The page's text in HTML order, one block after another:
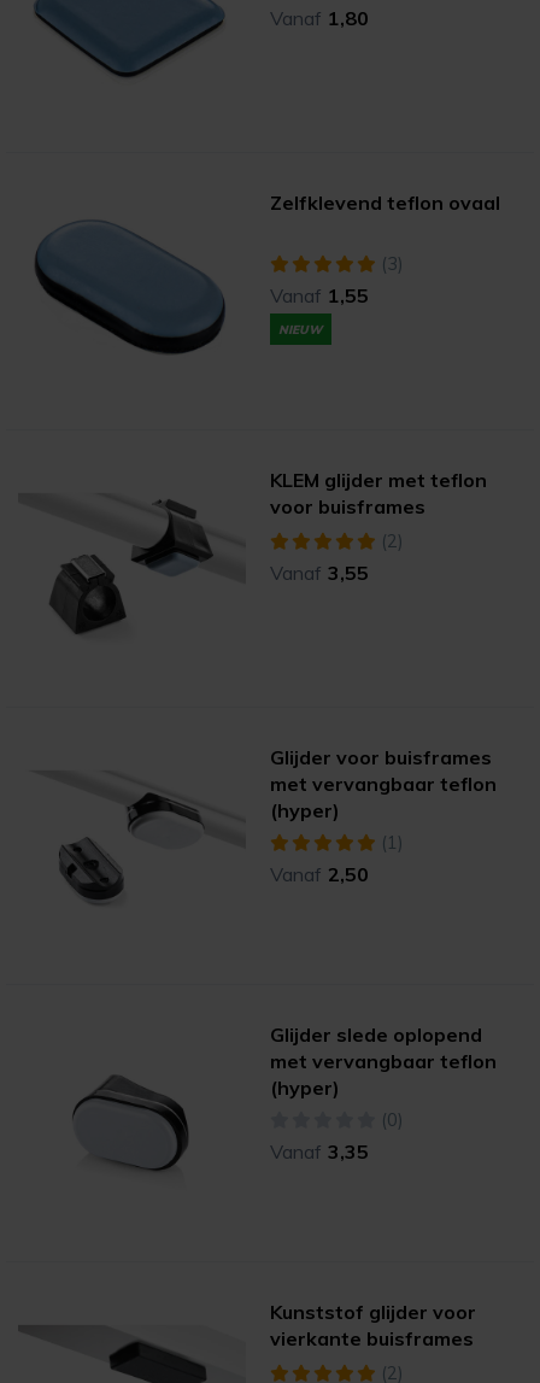
Vanaf 1,80
Zelfklevend teflon ovaal
(3)
Vanaf 1,55
NIEUW
KLEM glijder met teflon
voor buisframes
(2)
Vanaf 3,55
Glijder voor buisframes
met vervangbaar teflon
(hyper)
(1)
Vanaf 2,50
Glijder slede oplopend
met vervangbaar teflon
(hyper)
(0)
Vanaf 3,35
Kunststof glijder voor
vierkante buisframes
(2)